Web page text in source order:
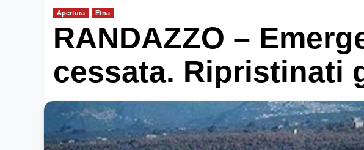
Apertura Etna
RANDAZZO –
cessata. Ripristinati